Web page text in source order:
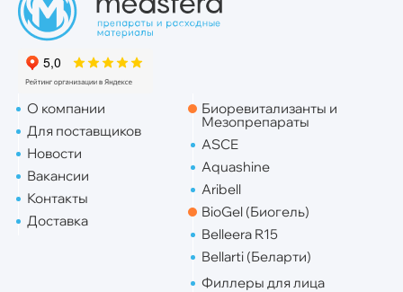
О компании
Для поставщиков
Новости
Вакансии
Контакты
Доставка
Биоревитализанты и
Мезопрепараты
ASCE
Aquashine
Aribell
BioGel (Биогель)
Belleera R15
Bellarti (Беларти)
Филлеры для лица